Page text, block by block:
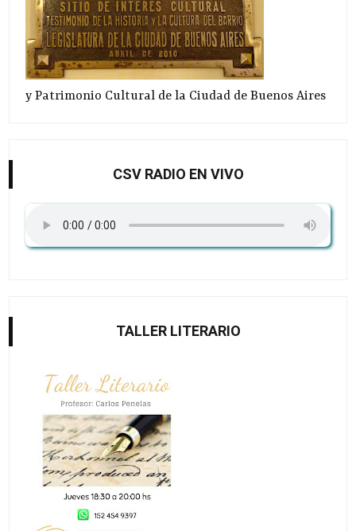
y Patrimonio Cultural de la Ciudad de Buenos Aires
CSV RADIO EN VIVO
TALLER LITERARIO